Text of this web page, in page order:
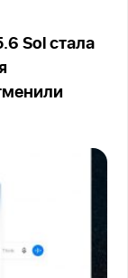
Sol стала